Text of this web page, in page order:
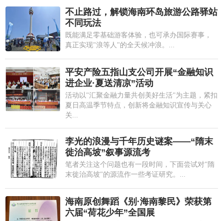
不止路过，解锁海南环岛旅游公路驿站
不同玩法
既能满足零基础游客体验，也可承办国际赛事，
真正实现"浪等人"的全天候冲浪。...
平安产险五指山支公司开展“金融知识
进企业·夏送清凉”活动
活动以"汇聚金融力量共创美好生活"为主题，紧扣
夏日高温季节特点，创新将金融知识宣传与关心
关...
李光的浪漫与千年历史谜案——“隋末
徙治高坡”叙事源流考
笔者关注这个问题也有一段时间，下面尝试对"隋
末徙治高坡"的源流作一些考证研究。...
海南原创舞蹈《别·海南黎民》荣获第
六届“荷花少年”全国展